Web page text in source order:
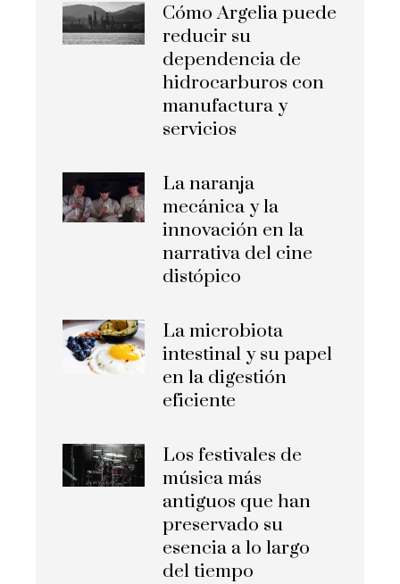
Cómo Argelia puede
reducir su
dependencia de
hidrocarburos con
manufactura y
servicios
La naranja
mecánica y la
innovación en la
narrativa del cine
distópico
La microbiota
intestinal y su papel
en la digestión
eficiente
Los festivales de
música más
antiguos que han
preservado su
esencia a lo largo
del tiempo